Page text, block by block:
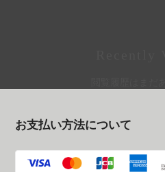
お支払い方法について